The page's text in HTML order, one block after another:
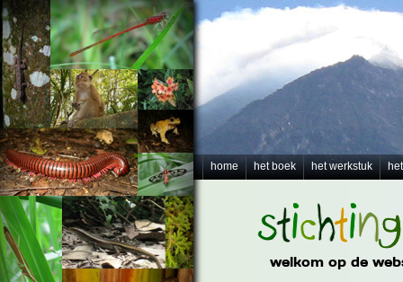
home het boek het werkstuk
welkom op de